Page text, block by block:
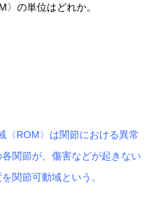
の単位はどれか。
ROM〉は関節における異常
関節が、傷害などが起きない
関節可動域という。